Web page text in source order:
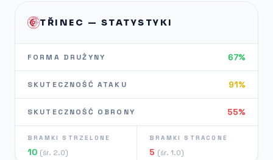
TŘINEC — STATYSTYKI
FORMA DRUŻYNY 67%
SKUTECZNOŚĆ ATAKU 91%
SKUTECZNOŚĆ OBRONY 55%
BRAMKI STRZELONE
10 (śr. 2.0)
BRAMKI STRACONE
5 (śr. 1.0)